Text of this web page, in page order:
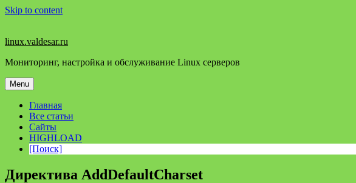
Skip to content
linux.valdesar.ru
Мониторинг, настройка и обслуживание Linux серверов
Menu
Главная
Все статьи
Сайты
HIGHLOAD
[Поиск]
Директива AddDefaultCharset